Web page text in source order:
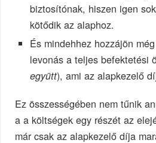
biztosítónak, hiszen igen
kötődik az alaphoz.
És mindehhez hozzájön
levonás a teljes befektetési
együtt), ami az alapkezelő
Ez összességében nem tűnik
a a költségek egy részét az
már csak az alapkezelő díja